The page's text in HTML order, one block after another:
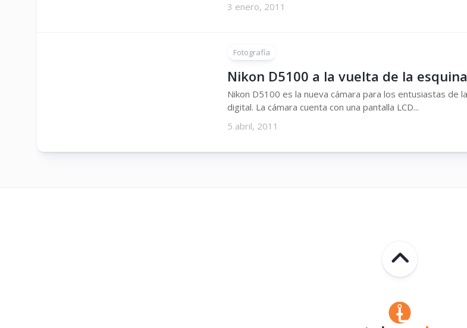
3 enero, 2011
Fotografía
Nikon D5100 a la vuelta de la esquina
Nikon D5100 es la nueva cámara para los entusiastas de
digital. La cámara cuenta con una pantalla LCD...
5 abril, 2011